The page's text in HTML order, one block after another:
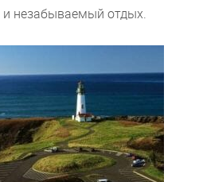
незабываемый отдых.